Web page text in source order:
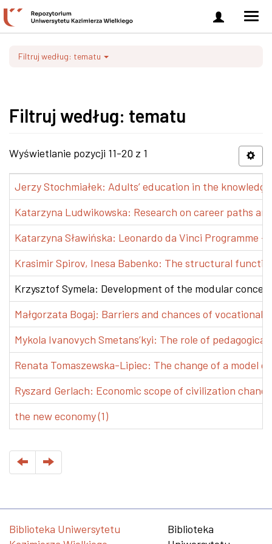
Zaloguj
się
Filtruj według: tematu
Filtruj według: tematu
Wyświetlanie pozycji 11-20 z 1
Jerzy Stochmiałek: Adults’ education in the
Katarzyna Ludwikowska: Research on career paths
Katarzyna Sławińska: Leonardo da Vinci Programme
Krasimir Spirov, Inesa Babenko: The structural
Krzysztof Symela: Development of the modular
Małgorzata Bogaj: Barriers and chances of vocational
Mykola Ivanovych Smetans’kyi: The role of
Renata Tomaszewska-Lipiec: The change of a model
Ryszard Gerlach: Economic scope of civilization
the new economy (1)
Biblioteka Uniwersytetu
Biblioteka